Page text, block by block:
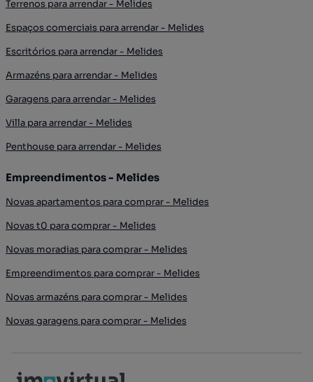
Terrenos para arrendar - Melides
Espaços comerciais para arrendar - Melides
Escritórios para arrendar - Melides
Armazéns para arrendar - Melides
Garagens para arrendar - Melides
Villa para arrendar - Melides
Penthouse para arrendar - Melides
Empreendimentos - Melides
Novas apartamentos para comprar - Melides
Novas t0 para comprar - Melides
Novas moradias para comprar - Melides
Empreendimentos para comprar - Melides
Novas armazéns para comprar - Melides
Novas garagens para comprar - Melides